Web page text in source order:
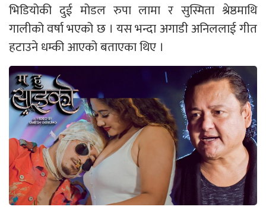
भिडियोकी दुई मोडल रुपा लामा र सुस्मिता श्रेष्ठमाथि
गालीको वर्षा भएको छ । यस भन्दा अगाडी अनिललाई गीत
हटाउने धम्की आएको बताएका थिए ।